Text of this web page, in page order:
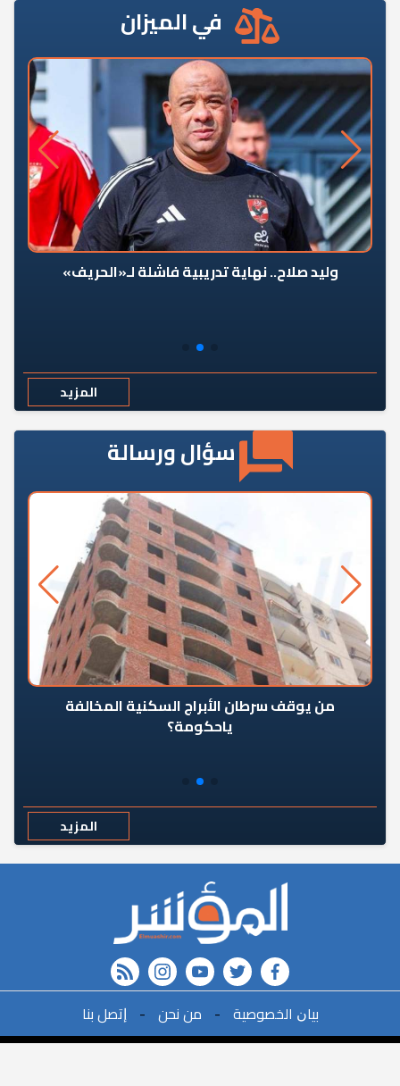
في الميزان
وليد صلاح.. نهاية تدريبية فاشلة لـ«الحريف»
المزيد
سؤال ورسالة
من يوقف سرطان الأبراج السكنية المخالفة
ياحكومة؟
المزيد
FACEBOOK
twitter
youtube
instagram
rss feed
ﺑﻴﺎﻥ اﻟﺨﺼﻮﺻﻴﺔ - ﻣﻦ ﻧﺤﻦ - ﺇﺗﺼﻞ ﺑﻨﺎ